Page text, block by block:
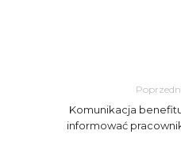
Komunikacja
informować